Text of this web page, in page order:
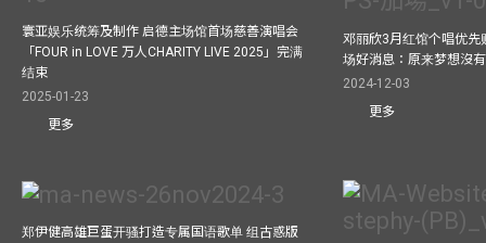
寰亚娱乐统筹及制作 启德主场馆首场慈善演唱会
「FOUR in LOVE 万人CHARITY LIVE 2025」完满
结束
2025-01-23
更多
邓丽欣3月红馆个唱优
场好消息：原来梦想沒
2024-12-03
更多
郑伊健高雄巨蛋开骚打造专属国语歌单 组古惑版